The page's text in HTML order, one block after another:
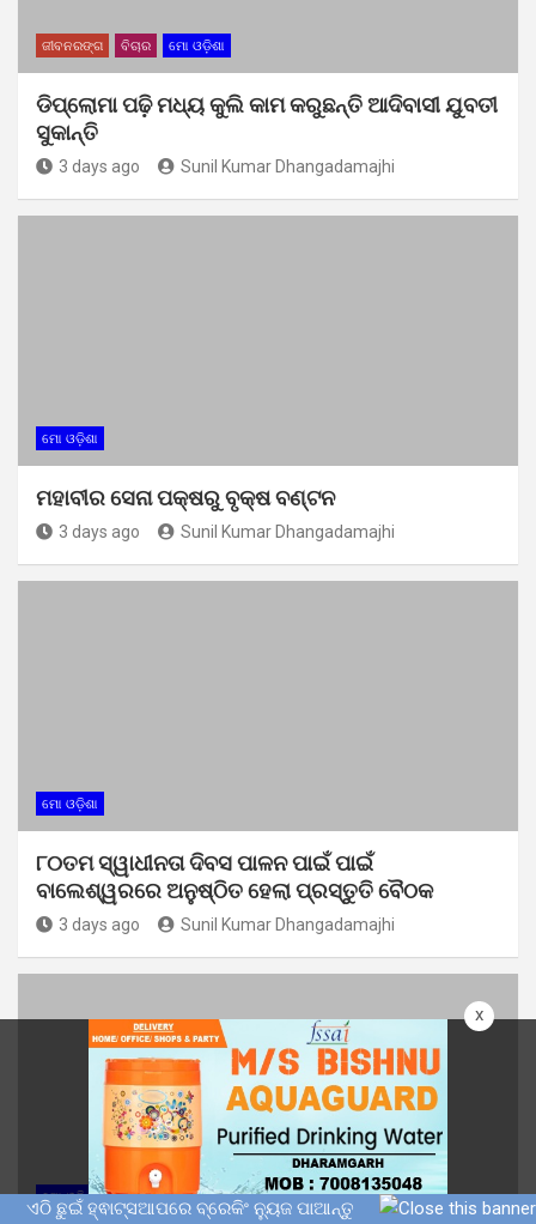
x
ଜୀବନରଙ୍ଗ ବିଚାର ମୋ ଓଡ଼ିଶା
ଡିପ୍ଲୋମା ପଢ଼ି ମଧ୍ୟ କୁଲି କାମ କରୁଛନ୍ତି ଆଦିବାସୀ ଯୁବତୀ
ସୁକାନ୍ତି
3 days ago Sunil Kumar Dhangadamajhi
ମୋ ଓଡ଼ିଶା
ମହାବୀର ସେନା ପକ୍ଷରୁ ବୃକ୍ଷ ବଣ୍ଟନ
3 days ago Sunil Kumar Dhangadamajhi
ମୋ ଓଡ଼ିଶା
୮୦ତମ ସ୍ୱାଧୀନତା ଦିବସ ପାଳନ ପାଇଁ ପାଇଁ
ବାଲେଶ୍ୱରରେ ଅନୁଷ୍ଠିତ ହେଲା ପ୍ରସ୍ତୁତି ବୈଠକ
3 days ago Sunil Kumar Dhangadamajhi
ମୋ ଓଡ଼ିଶା
ଏଠି ଛୁଇଁ ହ୍ଵାଟ୍ସଆପରେ ବ୍ରେକିଂ ନ୍ୟୁଜ ପାଆନ୍ତୁ